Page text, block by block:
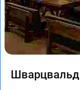
Шварцвальд